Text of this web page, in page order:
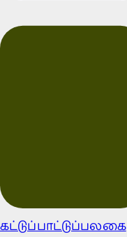
கட்டுப்பாட்டுப்பலகை